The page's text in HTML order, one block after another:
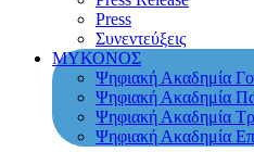
Press
Συνεντεύξεις
ΜΥΚΟΝΟΣ
Ψηφιακή Ακαδημία
Ψηφιακή Ακαδημία
Ψηφιακή Ακαδημία
Ψηφιακή Ακαδημία